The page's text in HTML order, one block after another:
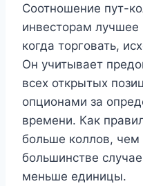
Соотношение пут-
инвесторам лучшее
когда торговать,
Он учитывает
всех открытых
опционами за
времени. Как
больше коллов, чем
большинстве
меньше единицы.